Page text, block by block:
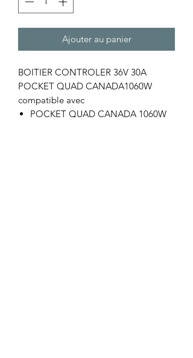
Ajouter au panier
BOITIER CONTROLER 36V 30A
POCKET QUAD CANADA1060W
compatible avec
POCKET QUAD CANADA 1060W